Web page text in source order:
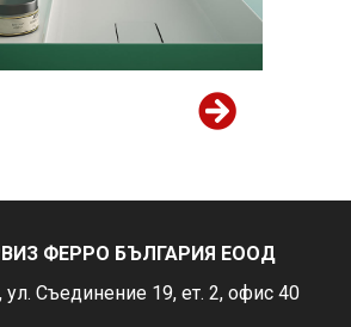
ФЕРРО БЪЛГАРИЯ ЕООД
Съединение 19, ет. 2, офис 40